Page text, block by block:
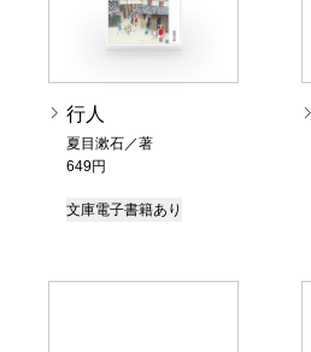
行人
夏目漱石／著
649円
文庫電子書籍あり